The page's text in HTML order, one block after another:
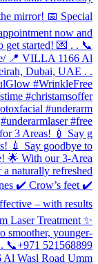
3 Areas! 💉 Say g